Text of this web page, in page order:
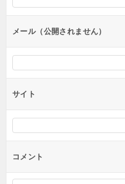
ンメール（公開されません）
サイト
コメント